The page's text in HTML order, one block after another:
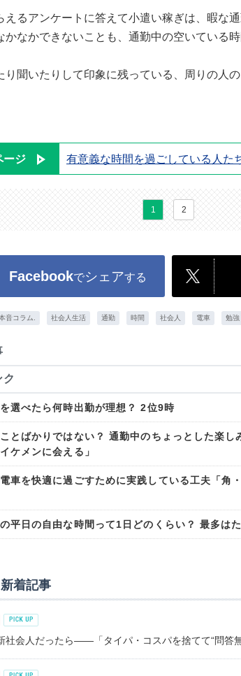
えるアンケートに答えて小遣い稼ぎは、暇な
かなかできないことも、通勤中の空いている
り聞いたりして印象に残っている、周りの人
ージ 有意義な時間を過ごしている人た
1 2
Facebookでシェアする
音コラム. 社会人生活 通勤 時間 社会人 電車 勉強
選べたら何時出勤が理想？ 2位9時
とばかりではない？ 通勤中のちょっとした楽し
ケメンに会える」
車を快適に過ごすために実践している工夫「角
平日の自由な時間って1日どのくらい？ 最多は
新着記事
社会人だったら――「タイパ・コスパを捨てて“問答無